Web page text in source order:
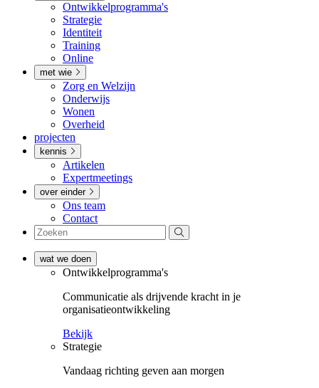
Ontwikkel­­programma's
Strategie
Identiteit
Training
Online
met wie
Zorg en Welzijn
Onderwijs
Wonen
Overheid
projecten
kennis
Artikelen
Expertmeetings
over einder
Ons team
Contact
wat we doen
Ontwikkel­­programma's
Communicatie als drijvende kracht in je
organisatieontwikkeling
Bekijk
Strategie
Vandaag richting geven aan morgen